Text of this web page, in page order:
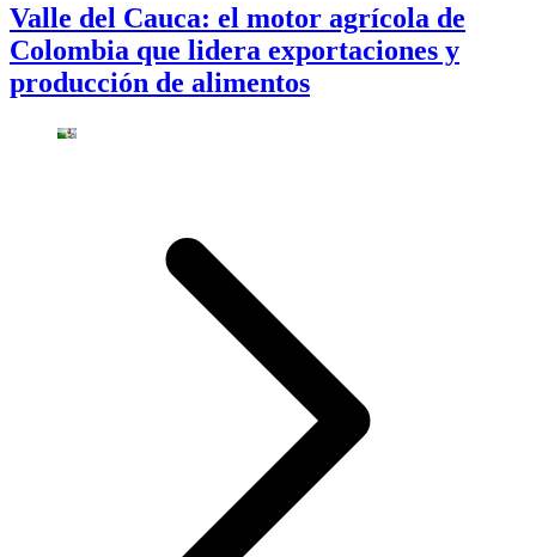
Valle del Cauca: el motor agrícola de
Colombia que lidera exportaciones y
producción de alimentos